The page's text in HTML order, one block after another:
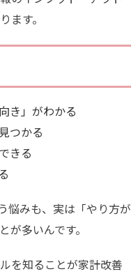
ます。
き」がわかる
つかる
きる
悩みも、実は「やり方が
が多いんです。
を知ることが家計改善